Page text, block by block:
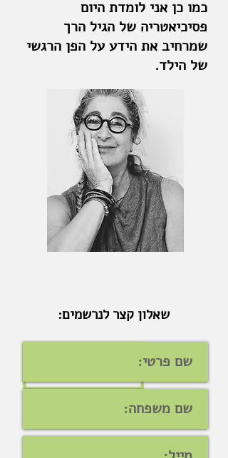
כמו כן אני לומדת היום
פסיכיאטריה של הגיל הרך
שמרחיב את הידע על הפן הרגשי
של הילד.
שאלון קצר לנרשמים: